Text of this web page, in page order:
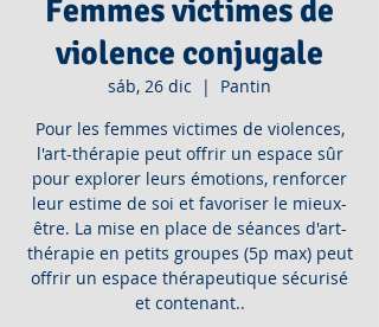
Femmes victimes de
violence conjugale
sáb, 26 dic
  |
Pantin
Pour les femmes victimes de violences,
l'art-thérapie peut offrir un espace sûr
pour explorer leurs émotions, renforcer
leur estime de soi et favoriser le mieux-
être. La mise en place de séances d'art-
thérapie en petits groupes (5p max) peut
offrir un espace thérapeutique sécurisé
et contenant..